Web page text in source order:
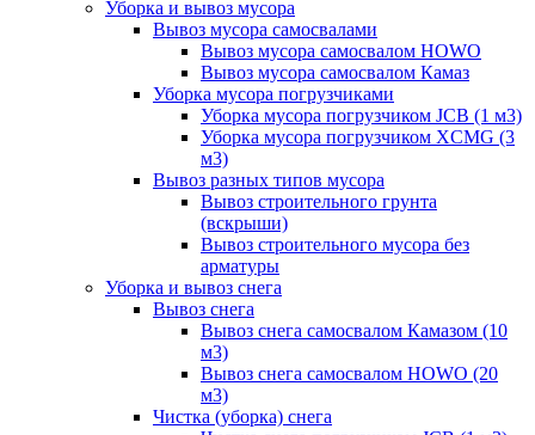
Уборка и вывоз мусора
Вывоз мусора самосвалами
Вывоз мусора самосвалом HOWO
Вывоз мусора самосвалом Камаз
Уборка мусора погрузчиками
Уборка мусора погрузчиком JCB (1 м3)
Уборка мусора погрузчиком XCMG (3
м3)
Вывоз разных типов мусора
Вывоз строительного грунта
(вскрыши)
Вывоз строительного мусора без
арматуры
Уборка и вывоз снега
Вывоз снега
Вывоз снега самосвалом Камазом (10
м3)
Вывоз снега самосвалом HOWO (20
м3)
Чистка (уборка) снега